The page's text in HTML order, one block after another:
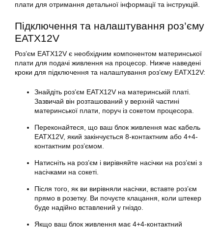
плати для отримання детальної інформації та інструкцій.
Підключення та налаштування роз’єму
EATX12V
Роз’єм EATX12Vє необхідним компонентом материнської
плати для подачі живлення на процесор. Нижче наведені
кроки для підключення та налаштування роз’єму EATX12V:
Знайдіть роз’єм EATX12V на материнській платі.
Зазвичай він розташований у верхній частині
материнської плати, поруч із сокетом процесора.
Переконайтеся, що ваш блок живлення має кабель
EATX12V, який закінчується 8-контактним або 4+4-
контактним роз’ємом.
Натисніть на роз’єм і вирівняйте насічки на роз’ємі з
насічками на сокеті.
Після того, як ви вирівняли насічки, вставте роз’єм
прямо в розетку. Ви почуєте клацання, коли штекер
буде надійно вставлений у гніздо.
Якщо ваш блок живлення має 4+4-контактний